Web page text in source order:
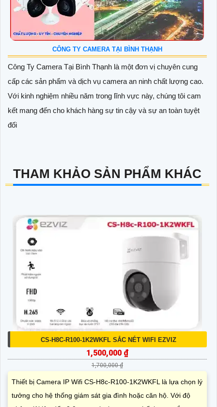
CÔNG TY CAMERA TẠI BÌNH THẠNH
Công Ty Camera Tại Bình Thạnh là một đơn vị chuyên cung
cấp các sản phẩm và dịch vụ camera an ninh chất lượng cao.
Với kinh nghiệm nhiều năm trong lĩnh vực này, chúng tôi cam
kết mang đến cho khách hàng sự tin cậy và sự an toàn tuyệt
đối
THAM KHẢO SẢN PHẨM KHÁC
CS-H8C-R100-1K2WKFL SẮC NÉT WIFI EZVIZ
1,500,000 ₫
1,700,000 ₫
Thiết bị Camera IP Wifi CS-H8c-R100-1K2WKFL là lựa chọn lý
tưởng cho hệ thống giám sát gia đình hoặc căn hộ. Với độ